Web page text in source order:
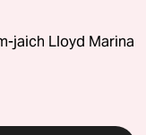
jaich Lloyd Marina